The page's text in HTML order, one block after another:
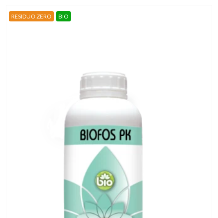
RESIDUO ZERO BIO